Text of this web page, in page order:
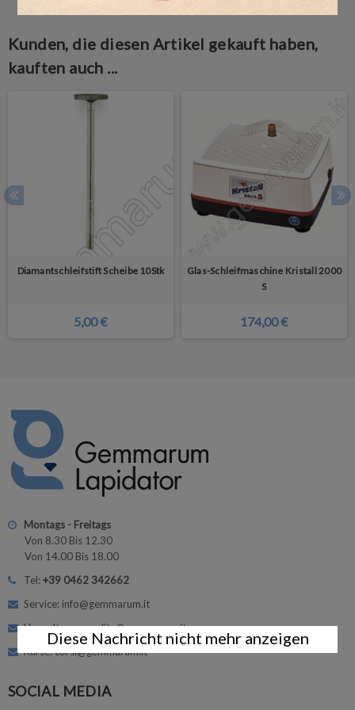
Kunden, die diesen Artikel gekauft haben,
kauften auch ...
Diamantschleifstift Scheibe 10Stk
5,00 €
Glas-Schleifmaschine Kristall 2000
S
174,00 €
Montags - Freitags
Von 8.30 Bis 12.30
Von 14.00 Bis 18.00
Tel:+39 0462 342662
Service: info@gemmarum.it
Verwaltung: vendite@gemmarum.it
Kurse: corsi@gemmarum.it
SOCIAL MEDIA
Diese Nachricht nicht mehr anzeigen